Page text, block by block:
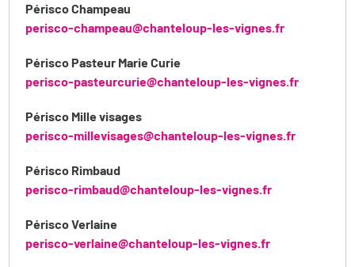
Périsco Champeau
perisco-champeau@chanteloup-les-vignes.fr
Périsco Pasteur Marie Curie
perisco-pasteurcurie@chanteloup-les-vignes.fr
Périsco Mille visages
perisco-millevisages@chanteloup-les-vignes.fr
Périsco Rimbaud
perisco-rimbaud@chanteloup-les-vignes.fr
Périsco Verlaine
perisco-verlaine@chanteloup-les-vignes.fr